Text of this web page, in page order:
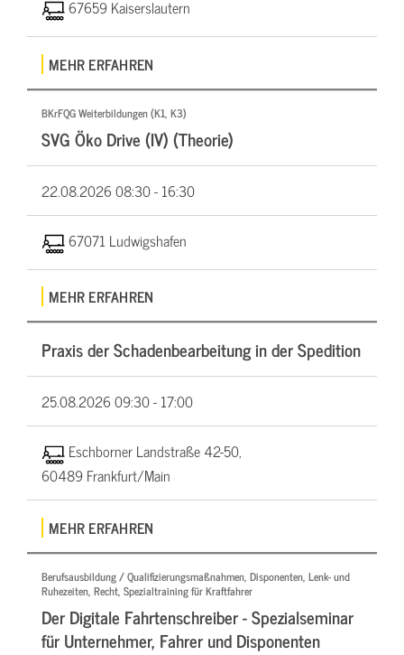
67659 Kaiserslautern
MEHR ERFAHREN
BKrFQG Weiterbildungen (K1, K3)
SVG Öko Drive (IV) (Theorie)
22.08.202608:30 - 16:30
67071 Ludwigshafen
MEHR ERFAHREN
Praxis der Schadenbearbeitung in der Spedition
25.08.202609:30 - 17:00
Eschborner Landstraße 42-50,
60489 Frankfurt/Main
MEHR ERFAHREN
Berufsausbildung / Qualifizierungsmaßnahmen, Disponenten, Lenk- und
Ruhezeiten, Recht, Spezialtraining für Kraftfahrer
Der Digitale Fahrtenschreiber - Spezialseminar
für Unternehmer, Fahrer und Disponenten